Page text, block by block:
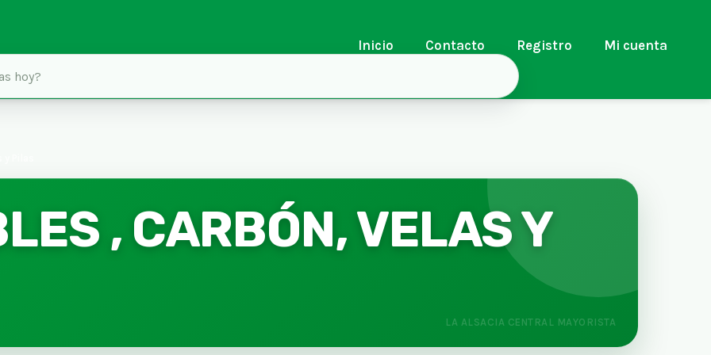
Inicio Contacto Registro Mi cuenta
, CARBÓN, VELAS Y